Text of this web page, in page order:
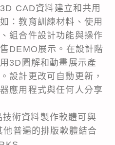
CAD資料建立和共用
：教育訓練材料、使用
組合件設計功能與操作
DEMO展示。在設計階
3D圖解和動畫展示產
設計更改可自動更新，
應用程式與任何人分享
術資料製作軟體可與
普遍的排版軟體結合